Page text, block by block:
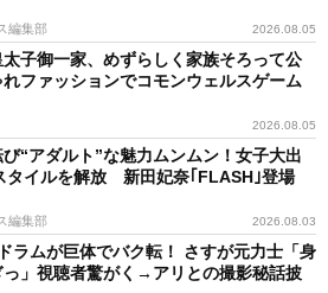
編集部 2026.08.05
子御一家、めずらしく家族そろって公
ファッションでコモンウェルスゲーム
2026.08.05
“アダルト”な魅力ムンムン！女子大出
タイルを解放 新田妃奈｢FLASH｣登場
編集部 2026.08.03
巨体でバク転！ さすが元力士「身
っ」視聴者驚がく→アリとの撮影秘話披